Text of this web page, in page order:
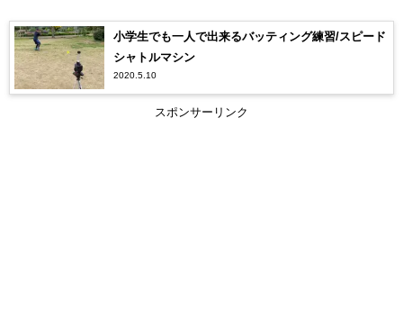
小学生でも一人で出来るバッティング練習/スピード
シャトルマシン
2020.5.10
スポンサーリンク